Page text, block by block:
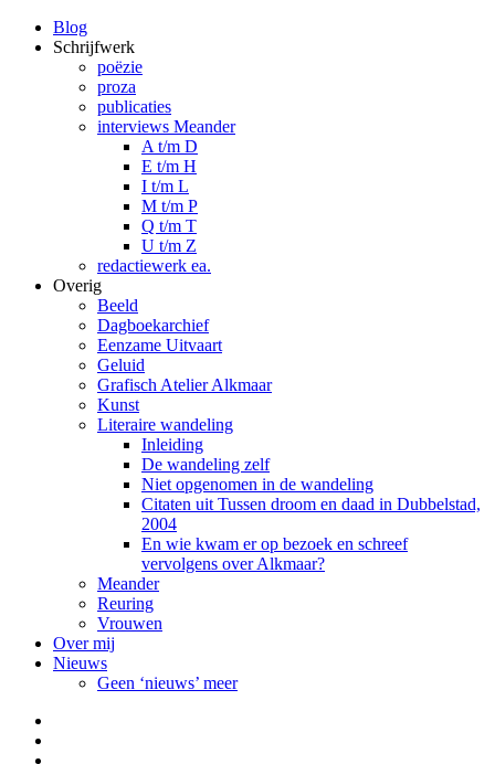
Blog
Schrijfwerk
poëzie
proza
publicaties
interviews Meander
A t/m D
E t/m H
I t/m L
M t/m P
Q t/m T
U t/m Z
redactiewerk ea.
Overig
Beeld
Dagboekarchief
Eenzame Uitvaart
Geluid
Grafisch Atelier Alkmaar
Kunst
Literaire wandeling
Inleiding
De wandeling zelf
Niet opgenomen in de wandeling
Citaten uit Tussen droom en daad in Dubbelstad,
2004
En wie kwam er op bezoek en schreef
vervolgens over Alkmaar?
Meander
Reuring
Vrouwen
Over mij
Nieuws
Geen ‘nieuws’ meer